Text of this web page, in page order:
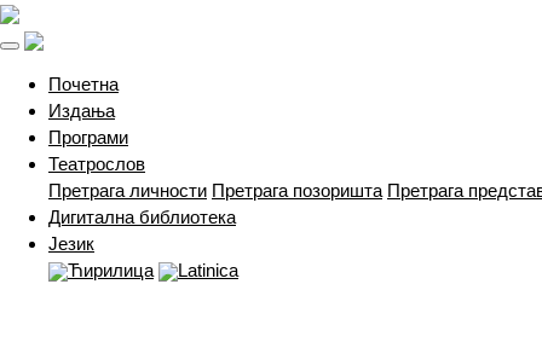
Почетна(current)
Издања
Програми
Театрослов
Претрага личности Претрага позоришта Претрага
Дигитална библиотека
Језик
Ћирилица
Latinica